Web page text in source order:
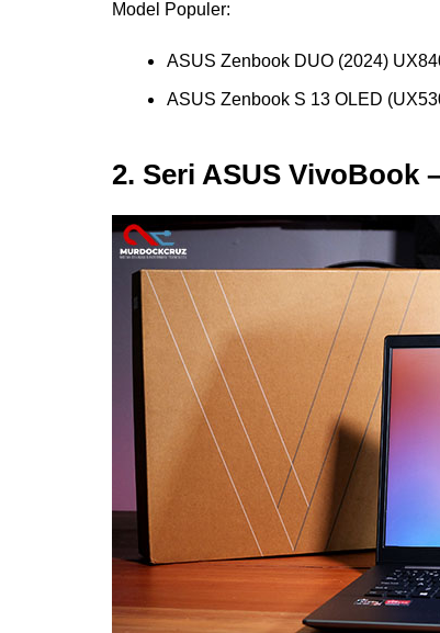
Model Populer:
ASUS Zenbook DUO (2024)
ASUS Zenbook S 13 OLED
2. Seri ASUS VivoBook